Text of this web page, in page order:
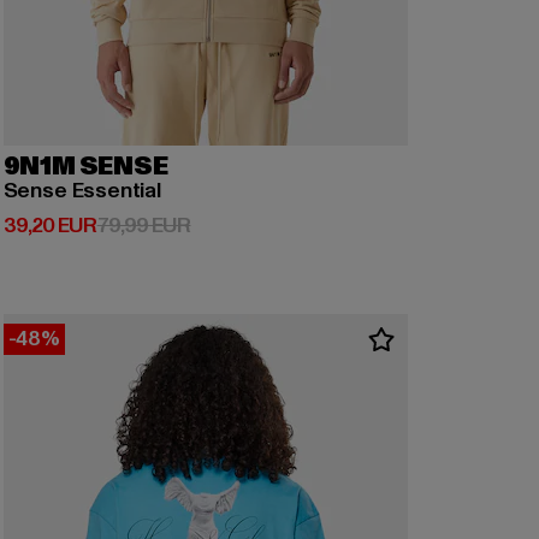
9N1M SENSE
Sense Essential
39,20 EUR
Derzeitiger Preis: 39,20 EUR
79,99 EURAktionspreis: 79,99 EUR
-48%